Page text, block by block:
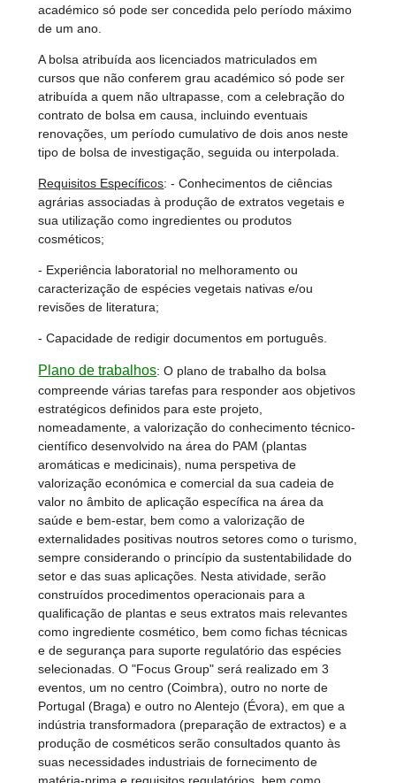
académico só pode ser concedida pelo período máximo
de um ano.
A bolsa atribuída aos licenciados matriculados em
cursos que não conferem grau académico só pode ser
atribuída a quem não ultrapasse, com a celebração do
contrato de bolsa em causa, incluindo eventuais
renovações, um período cumulativo de dois anos neste
tipo de bolsa de investigação, seguida ou interpolada.
Requisitos Específicos: - Conhecimentos de ciências
agrárias associadas à produção de extratos vegetais e
sua utilização como ingredientes ou produtos
cosméticos;
- Experiência laboratorial no melhoramento ou
caracterização de espécies vegetais nativas e/ou
revisões de literatura;
- Capacidade de redigir documentos em português.
Plano de trabalhos:O plano de trabalho da bolsa
compreende várias tarefas para responder aos objetivos
estratégicos definidos para este projeto,
nomeadamente, a valorização do conhecimento técnico-
científico desenvolvido na área do PAM (plantas
aromáticas e medicinais), numa perspetiva de
valorização económica e comercial da sua cadeia de
valor no âmbito de aplicação específica na área da
saúde e bem-estar, bem como a valorização de
externalidades positivas noutros setores como o turismo,
sempre considerando o princípio da sustentabilidade do
setor e das suas aplicações. Nesta atividade, serão
construídos procedimentos operacionais para a
qualificação de plantas e seus extratos mais relevantes
como ingrediente cosmético, bem como fichas técnicas
e de segurança para suporte regulatório das espécies
selecionadas. O "Focus Group" será realizado em 3
eventos, um no centro (Coimbra), outro no norte de
Portugal (Braga) e outro no Alentejo (Évora), em que a
indústria transformadora (preparação de extractos) e a
produção de cosméticos serão consultados quanto às
suas necessidades industriais de fornecimento de